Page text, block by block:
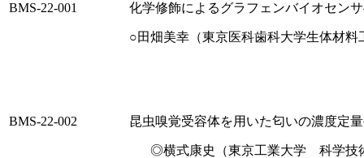
BMS-22-001 化学修飾によるグラフェンバイオセン
○田畑美幸（東京医科歯科大学生体材
BMS-22-002 昆虫嗅覚受容体を用いた匂いの濃度定
◎横式康史（東京工業大学 科学技